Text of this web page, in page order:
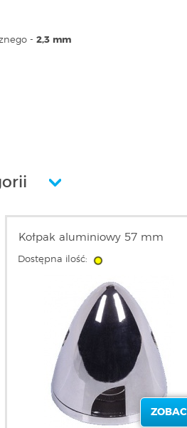
- 2,3 mm
Kołpak aluminiowy 57 mm
Dostępna ilość: